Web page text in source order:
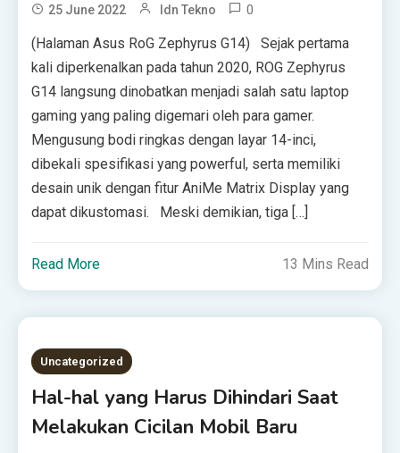
25 June 2022 Idn Tekno 0
(Halaman Asus RoG Zephyrus G14) Sejak pertama
kali diperkenalkan pada tahun 2020, ROG Zephyrus
G14 langsung dinobatkan menjadi salah satu laptop
gaming yang paling digemari oleh para gamer.
Mengusung bodi ringkas dengan layar 14-inci,
dibekali spesifikasi yang powerful, serta memiliki
desain unik dengan fitur AniMe Matrix Display yang
dapat dikustomasi. Meski demikian, tiga […]
Read More 13 Mins Read
Uncategorized
Hal-hal yang Harus Dihindari Saat
Melakukan Cicilan Mobil Baru